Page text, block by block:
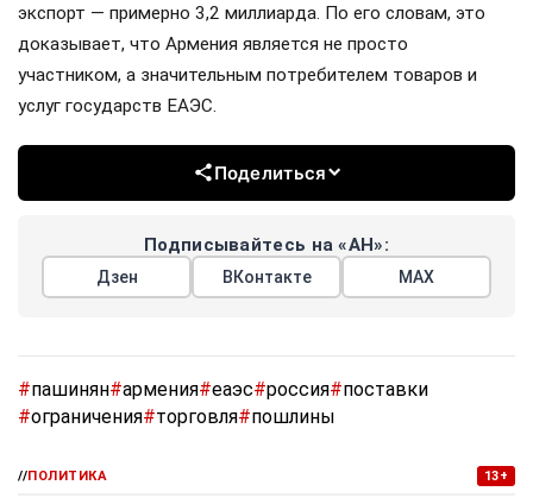
экспорт — примерно 3,2 миллиарда. По его словам, это
доказывает, что Армения является не просто
участником, а значительным потребителем товаров и
услуг государств ЕАЭС.
Поделиться
Подписывайтесь на «АН»:
Дзен ВКонтакте МАХ
#пашинян#армения#еаэс#россия#поставки
#ограничения#торговля#пошлины
//ПОЛИТИКА 13+